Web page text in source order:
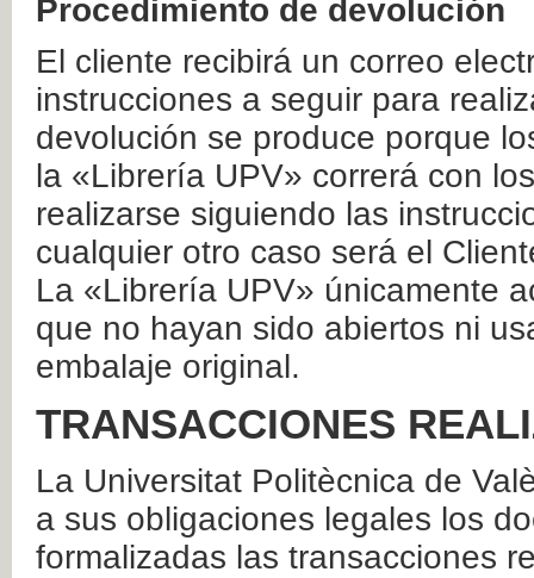
Procedimiento de devolución
El cliente recibirá un correo
instrucciones a seguir para
devolución se produce porque
la «Librería UPV» correrá con
realizarse siguiendo las
cualquier otro caso será el
La «Librería UPV» únicamente
que no hayan sido abiertos ni
embalaje original.
TRANSACCIONES
La Universitat Politècnica de
a sus obligaciones legales los
formalizadas las transacciones